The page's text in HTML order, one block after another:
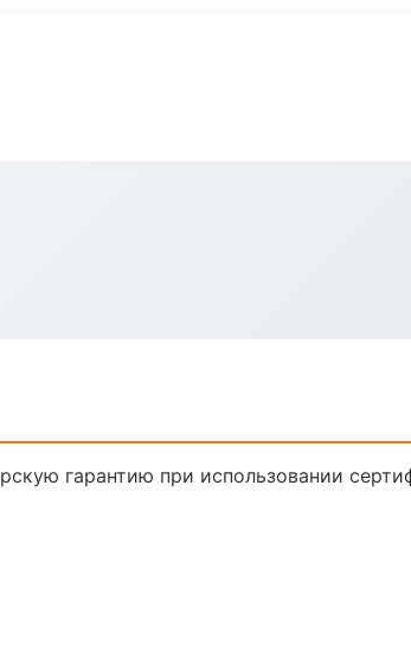
гарантию при использовании